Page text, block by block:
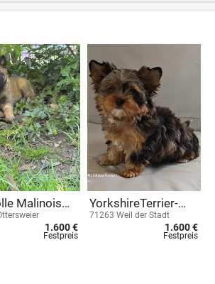
Malinois
aus
Zucht
1.600 €
Festpreis
YorkshireTerrier-
WELPEN mit
71263 Weil der Stadt
1.600 €
Festpreis